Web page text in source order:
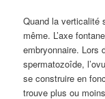
Quand la verticalité
même. L’axe
embryonnaire. Lors
spermatozoîde,
se construire en
trouve plus ou